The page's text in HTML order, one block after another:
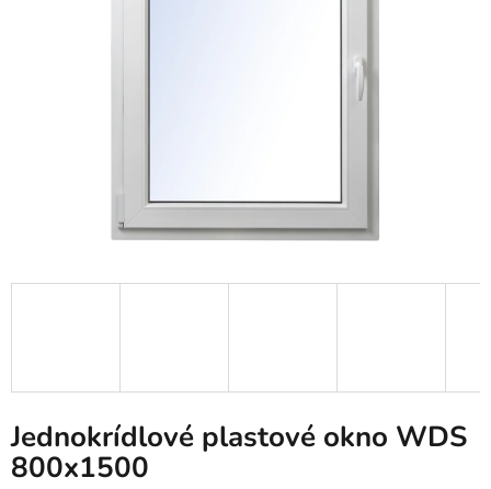
Jednokrídlové plastové okno WDS
800x1500